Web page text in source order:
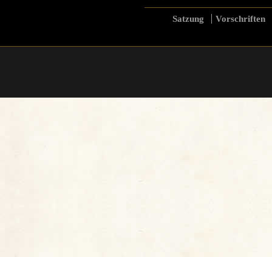
Satzung Vorschriften